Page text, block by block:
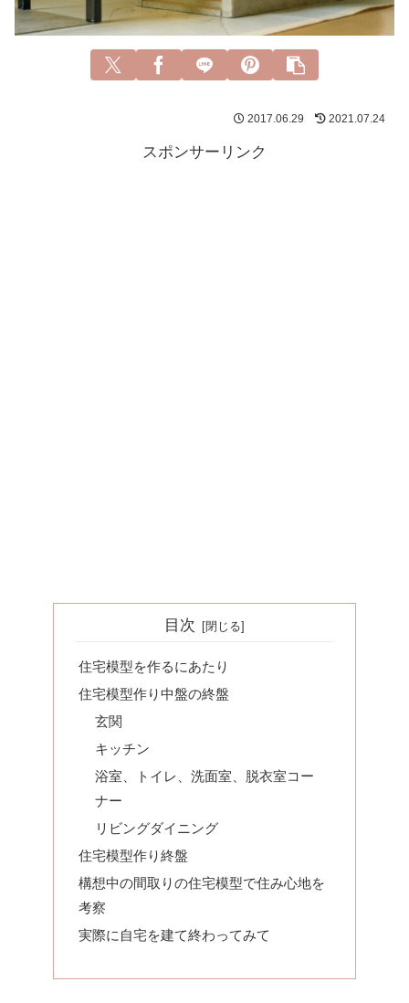
2017.06.29 2021.07.24
スポンサーリンク
目次
住宅模型を作るにあたり
住宅模型作り中盤の終盤
玄関
キッチン
浴室、トイレ、洗面室、脱衣室コー
ナー
リビングダイニング
住宅模型作り終盤
構想中の間取りの住宅模型で住み心地を
考察
実際に自宅を建て終わってみて